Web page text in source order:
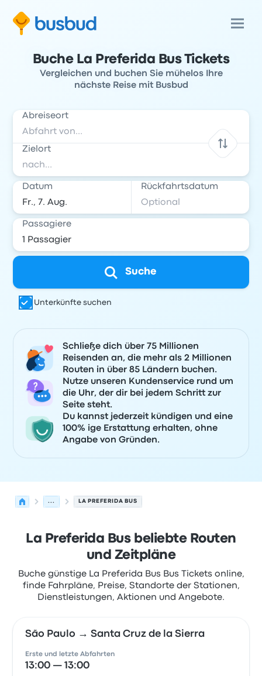
Buche La Preferida Bus Tickets
Vergleichen und buchen Sie mühelos Ihre
nächste Reise mit Busbud
Abreiseort
Zielort
Datum Rückfahrtsdatum
Passagiere
Suche
Unterkünfte suchen
Schließe dich über 75 Millionen
Reisenden an, die mehr als 2 Millionen
Routen in über 85 Ländern buchen.
Nutze unseren Kundenservice rund um
die Uhr, der dir bei jedem Schritt zur
Seite steht.
Du kannst jederzeit kündigen und eine
100% ige Erstattung erhalten, ohne
Angabe von Gründen.
... LA PREFERIDA BUS
La Preferida Bus beliebte Routen
und Zeitpläne
Buche günstige La Preferida Bus Bus Tickets online,
finde Fahrpläne, Preise, Standorte der Stationen,
Dienstleistungen, Aktionen und Angebote.
São Paulo → Santa Cruz de la Sierra
Erste und letzte Abfahrten
13:00 — 13:00